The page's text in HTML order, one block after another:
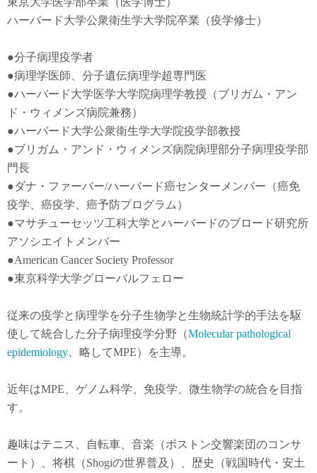
ハーバード大学公衆衛生学大学院卒業（疫学修士）
●分子病理疫学者
●病理学医師、分子遺伝病理学超専門医
●ハーバード大学医学大学院病理学教授（ブリガム・アン
ド・ウィメンズ病院兼務）
●ハーバード大学公衆衛生学大学院疫学部教授
●ブリガム・アンド・ウィメンズ病院病理部分子病理疫学部
門長
●ダナ・ファーバー/ハーバード癌センターメンバー（癌免
疫学
癌疫学 、癌予防プログラム）
●マサチューセッツ工科大学とハーバードのブロード研究所
アソシエイトメンバー
●American Cancer Society Professor
●東京科学大学グローバルフェロー
従来の疫学と病理学を分子生物学と生物統計学的手法を駆
使して統合した分子病理疫学分野（Molecular pathological
epidemiology 、略してMPE）を主導。
近年はMPE 、ゲノム科学、免疫学、微生物学の統合を目指
す。
趣味はテニス、自転車、音楽（ボストン交響楽団のコンサ
ート）、将棋（Shogiの世界普及）、歴史（戦国時代・安土